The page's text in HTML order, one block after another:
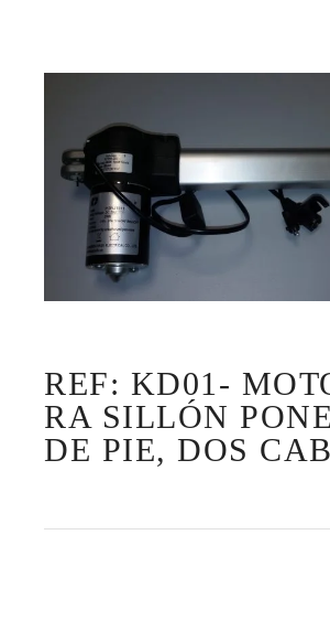
REF: KD01-
RA SILLÓN
DE PIE, DOS